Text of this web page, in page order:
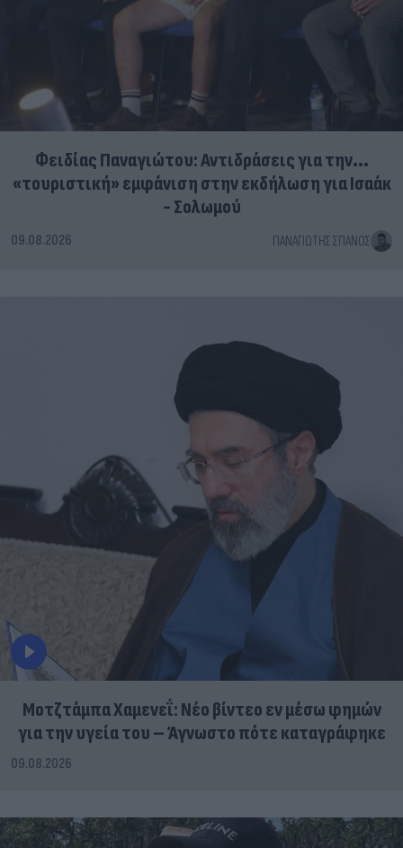
Φειδίας Παναγιώτου: Αντιδράσεις για την...
«τουριστική» εμφάνιση στην εκδήλωση για Ισαάκ
- Σολωμού
09.08.2026 ΠΑΝΑΓΙΏΤΗΣ ΣΠΑΝΌΣ
Μοτζτάμπα Χαμενεΐ: Νέο βίντεο εν μέσω φημών
για την υγεία του – Άγνωστο πότε καταγράφηκε
09.08.2026